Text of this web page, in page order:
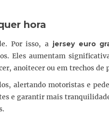
hora
Por isso, a jersey euro
Eles aumentam
anoitecer ou em trechos de
alertando motoristas e
e garantir mais